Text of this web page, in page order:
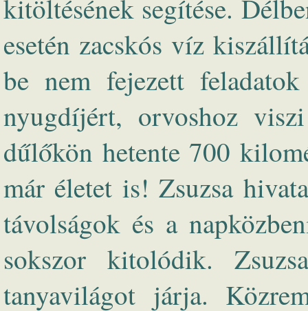
kitöltésének segítése.
esetén zacskós víz
be nem fejezett
nyugdíjért, orvoshoz
dűlőkön hetente 700
már életet is! Zsuzsa
távolságok és a
sokszor kitolódik.
tanyavilágot járja.